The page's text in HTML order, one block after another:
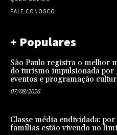
FALE CONOSCO
+ Populares
São Paulo registra o melhor
do turismo impulsionada por
eventos e programação
07/08/2026
Classe média endividada: por
famílias estão vivendo no